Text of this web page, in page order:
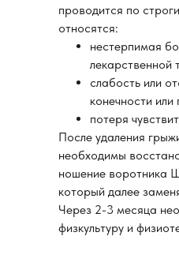
проводится по
относятся:
нестерпимая
лекарственной
слабость или
конечности или
потеря
После удаления
необходимы
ношение воротника
который далее
Через 2-3 месяца
физкультуру и